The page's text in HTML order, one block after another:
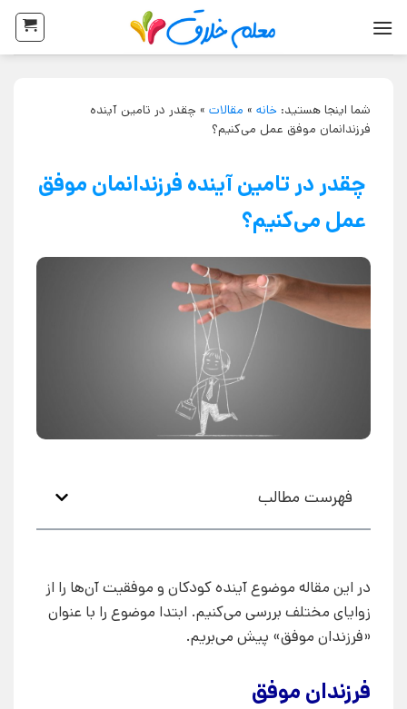
شما اینجا هستید: خانه » مقالات » چقدر در تامین آینده
فرزندانمان موفق عمل می‌کنیم؟
چقدر در تامین آینده فرزندانمان موفق
عمل می‌کنیم؟
فهرست مطالب
در این مقاله موضوع آینده کودکان و موفقیت آن‌ها را از
زوایای مختلف بررسی می‌کنیم. ابتدا موضوع را با عنوان
«فرزندان موفق» پیش می‌بریم.
فرزندان موفق